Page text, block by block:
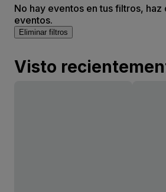
No hay eventos en tus filtros, haz
eventos.
Eliminar filtros
Visto